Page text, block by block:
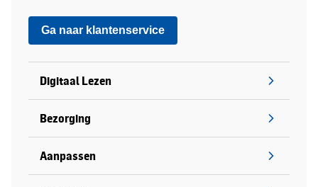
Ga naar klantenservice
Digitaal Lezen
Bezorging
Aanpassen